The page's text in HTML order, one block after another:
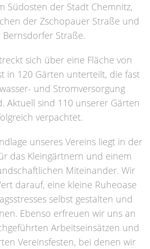
Südosten der Stadt Chemnitz,
der Zschopauer Straße und
Bernsdorfer Straße.
sich über eine Fläche von
in 120 Gärten unterteilt, die fast
und Stromversorgung
Aktuell sind 110 unserer Gärten
verpachtet.
unseres Vereins liegt in der
das Kleingärtnern und einem
Miteinander. Wir
darauf, eine kleine Ruheoase
selbst gestalten und
Ebenso erfreuen wir uns an
Arbeitseinsätzen und
Vereinsfesten, bei denen wir